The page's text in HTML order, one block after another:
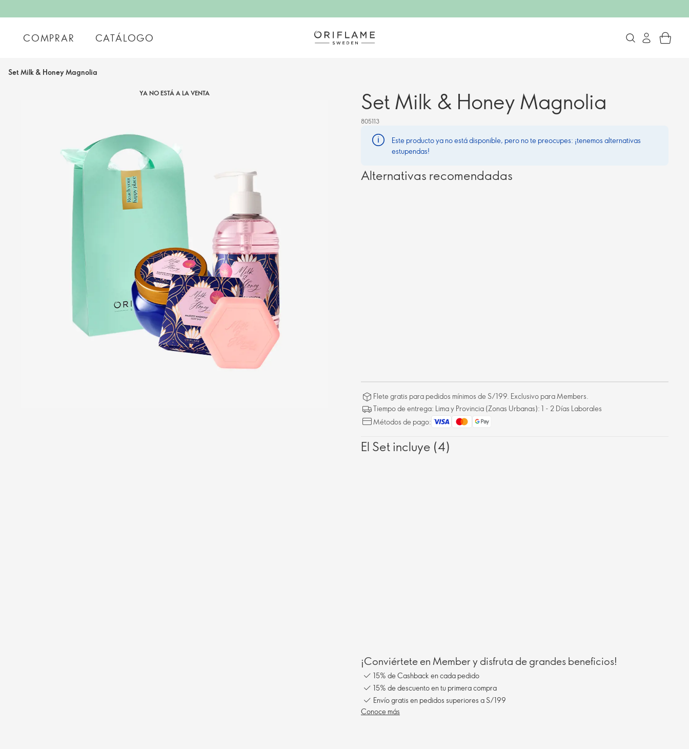
COMPRAR CATÁLOGO
Set Milk & Honey Magnolia
YA NO ESTÁ A LA VENTA Set Milk & Honey Magnolia
805113
Este producto ya no está disponible, pero no te preocupes: ¡tenemos alternativas
estupendas!
Alternativas recomendadas
Flete gratis para pedidos mínimos de S/199. Exclusivo para Members.
Tiempo de entrega: Lima y Provincia (Zonas Urbanas): 1 - 2 Días Laborales
Métodos de pago:
El Set incluye (4)
¡Conviértete en Member y disfruta de grandes beneficios!
15% de Cashback en cada pedido
15% de descuento en tu primera compra
Envío gratis en pedidos superiores a S/199
Conoce más